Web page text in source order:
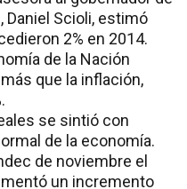
Daniel Scioli, estimó
2% en 2014.
de la Nación
que la inflación,
se sintió con
de la economía.
de noviembre el
un incremento